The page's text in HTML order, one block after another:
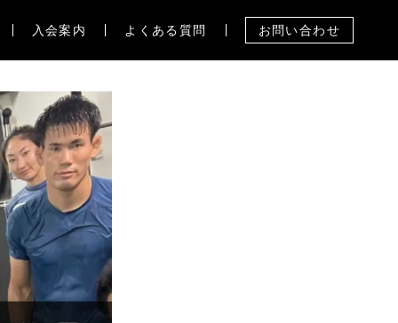
入会案内 よくある質問 お問い合わせ